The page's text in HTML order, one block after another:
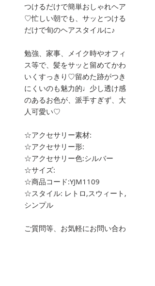
つけるだけで簡単おしゃれヘア
♡忙しい朝でも、サッとつける
だけで旬のヘアスタイルに♪
勉強、家事、メイク時やオフィ
ス等で、髪をサッと留めてかわ
いくすっきり♡留めた跡がつき
にくいのも魅力的♩少し透け感
のあるお色が、派手すぎず、大
人可愛い♡
☆アクセサリー素材:
☆アクセサリー形:
☆アクセサリー色:シルバー
☆サイズ:
☆商品コード:YJM1109
☆スタイル: レトロ,スウィート,
シンプル
ご質問等、お気軽にお問い合わ